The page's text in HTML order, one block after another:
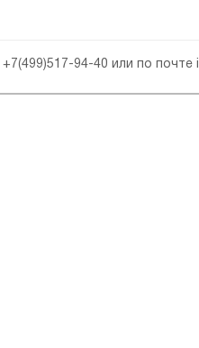
+7(499)517-94-40 или по почте